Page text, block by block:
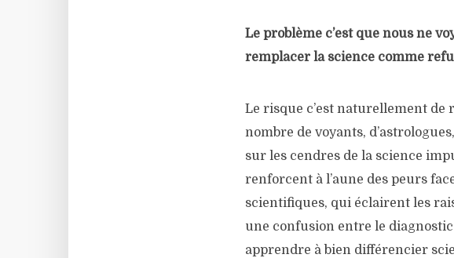
Le problème c’est que nous ne
remplacer la science comme
Le risque c’est naturellement
nombre de voyants,
sur les cendres de la science
renforcent à l’aune des peurs
scientifiques, qui éclairent les
une confusion entre le
apprendre à bien différencier